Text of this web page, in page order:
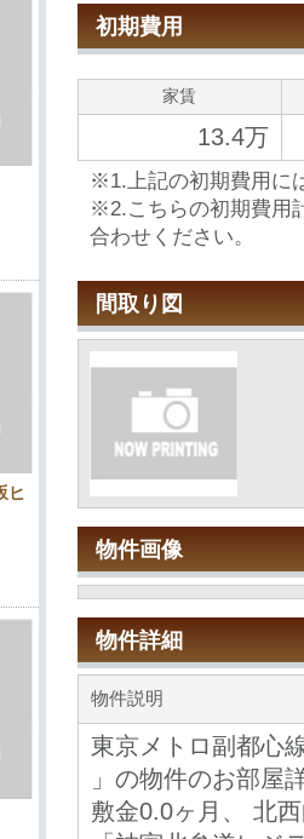
初期費用
家賃
13.4万
※1.上記の初期費用に
※2.こちらの初期費用
合わせください。
間取り図
物件画像
物件詳細
物件説明
東京メトロ副都心
」の物件のお部屋
敷金0.0ヶ月、 北
ヒ